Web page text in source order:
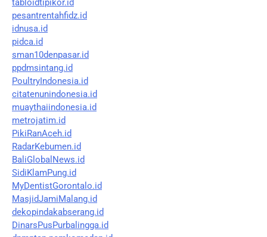
tabloidtipikor.id
pesantrentahfidz.id
idnusa.id
pidca.id
sman10denpasar.id
ppdmsintang.id
PoultryIndonesia.id
citatenunindonesia.id
muaythaiindonesia.id
metrojatim.id
PikiRanAceh.id
RadarKebumen.id
BaliGlobalNews.id
SidiKlamPung.id
MyDentistGorontalo.id
MasjidJamiMalang.id
dekopindakabserang.id
DinarsPusPurbalingga.id